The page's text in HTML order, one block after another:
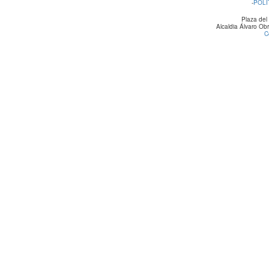
-
Plaza
Alcaldia Álvaro